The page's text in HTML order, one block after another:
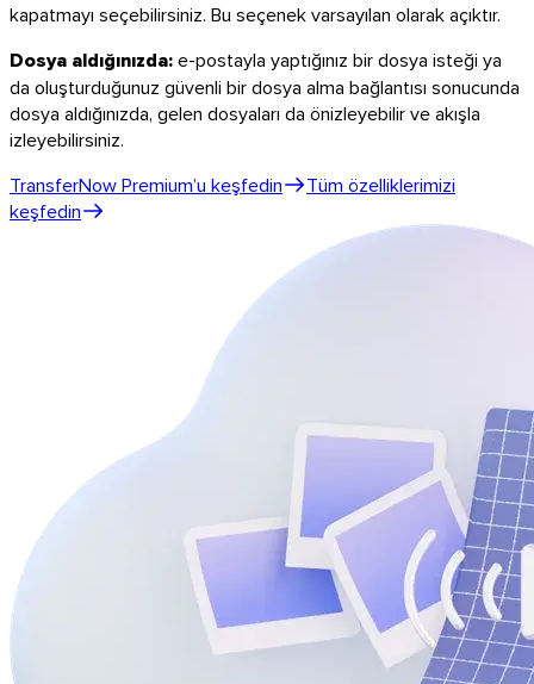
Tüm cihazlarınızda TransferNow
Masaüstü, mobil, tarayıcı ve e-posta — her yerde, ücretsiz.
API’yi keşfedin
API belgeleri
API’yi deneyin
TransferNow API
Transferlerinizi otomatikleştirin — ücretsiz
deneme.
kapatmayı seçebilirsiniz. Bu seçenek varsayılan olarak açıktır.
Dosya aldığınızda:e-postayla yaptığınız bir dosya isteği ya
da oluşturduğunuz güvenli bir dosya alma bağlantısı sonucunda
dosya aldığınızda, gelen dosyaları da önizleyebilir ve akışla
izleyebilirsiniz.
TransferNow Premium’u keşfedin
Tüm özelliklerimizi
keşfedin